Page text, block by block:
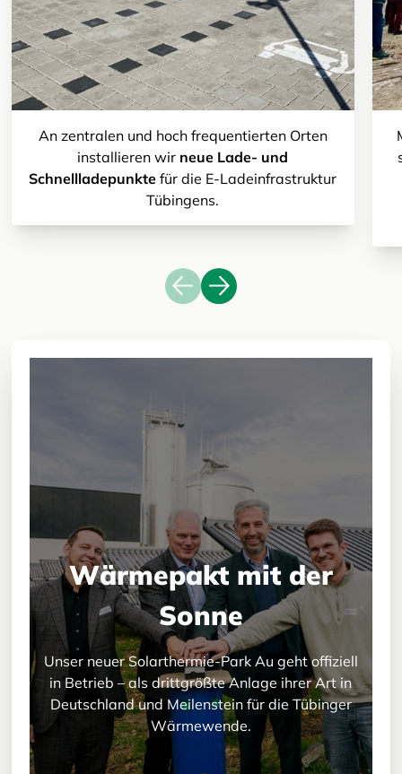
An zentralen und hoch frequentierten Orten
installieren wir neue Lade- und
Schnellladepunkte für die E-Ladeinfrastruktur
Tübingens.
Wärmepakt mit der
Sonne
Unser neuer Solarthermie-Park Au geht offiziell
in Betrieb – als drittgrößte Anlage ihrer Art in
Deutschland und Meilenstein für die Tübinger
Wärmewende.
Wärmepakt mit der
Sonne
Unser neuer Solarthermie-Park Au geht offiziell
in Betrieb – als drittgrößte Anlage ihrer Art in
Deutschland und Meilenstein für die Tübinger
Wärmewende.